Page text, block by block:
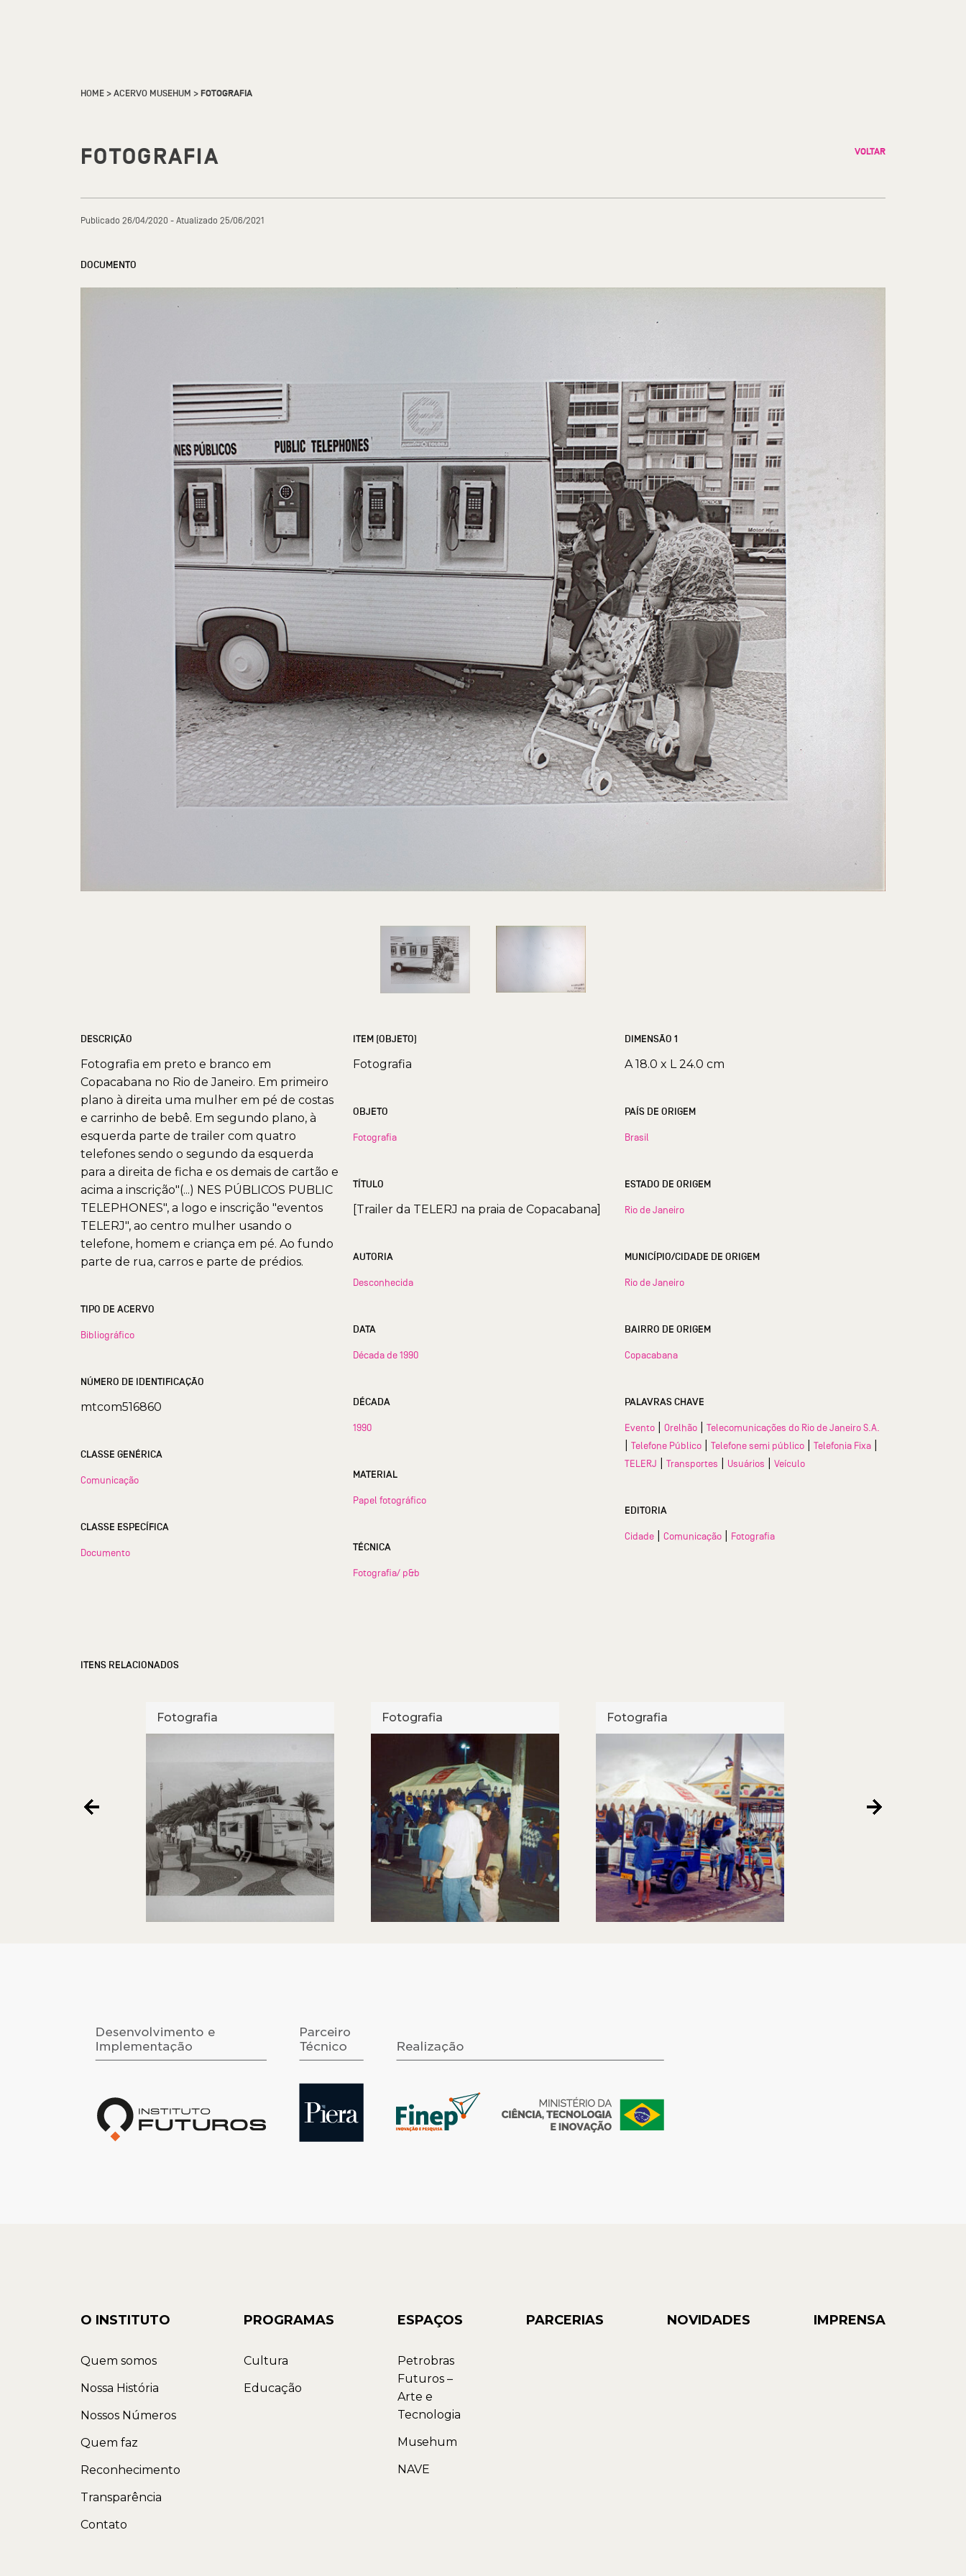
HOME>ACERVO MUSEHUM >FOTOGRAFIA
FOTOGRAFIA VOLTAR
Publicado 26/04/2020 - Atualizado 25/06/2021
DOCUMENTO
DESCRIÇÃO
Fotografia em preto e branco em
Copacabana no Rio de Janeiro. Em primeiro
plano à direita uma mulher em pé de costas
e carrinho de bebê. Em segundo plano, à
esquerda parte de trailer com quatro
telefones sendo o segundo da esquerda
para a direita de ficha e os demais de cartão e
acima a inscrição"(...) NES PÚBLICOS PUBLIC
TELEPHONES", a logo e inscrição "eventos
TELERJ", ao centro mulher usando o
telefone, homem e criança em pé. Ao fundo
parte de rua, carros e parte de prédios.
TIPO DE ACERVO
Bibliográfico
NÚMERO DE IDENTIFICAÇÃO
mtcom516860
CLASSE GENÉRICA
Comunicação
CLASSE ESPECÍFICA
Documento
ITEM (OBJETO)
Fotografia
OBJETO
Fotografia
TÍTULO
[Trailer da TELERJ na praia de Copacabana]
AUTORIA
Desconhecida
DATA
Década de 1990
DÉCADA
1990
MATERIAL
Papel fotográfico
TÉCNICA
Fotografia/ p&b
DIMENSÃO 1
A 18.0 x L 24.0 cm
PAÍS DE ORIGEM
Brasil
ESTADO DE ORIGEM
Rio de Janeiro
MUNICÍPIO/CIDADE DE ORIGEM
Rio de Janeiro
BAIRRO DE ORIGEM
Copacabana
PALAVRAS CHAVE
Evento |Orelhão |Telecomunicações do Rio de Janeiro S.A.
|Telefone Público |Telefone semi público |Telefonia Fixa
TELERJ |Transportes Usuários |Veículo
EDITORIA
Cidade |Comunicação Fotografia
ITENS RELACIONADOS
Fotografia Fotografia Fotografia
O INSTITUTO
Quem somos
Nossa História
Nossos Números
Quem faz
Reconhecimento
Transparência
Contato
PROGRAMAS
Cultura
Educação
ESPAÇOS
Petrobras
Futuros –
Arte e
Tecnologia
Musehum
NAVE
PARCERIAS NOVIDADES IMPRENSA